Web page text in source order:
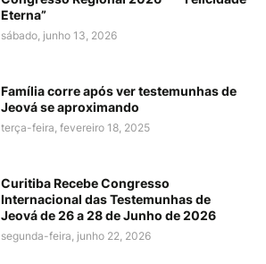
Eterna”
sábado, junho 13, 2026
Família corre após ver testemunhas de
Jeová se aproximando
terça-feira, fevereiro 18, 2025
Curitiba Recebe Congresso
Internacional das Testemunhas de
Jeová de 26 a 28 de Junho de 2026
segunda-feira, junho 22, 2026